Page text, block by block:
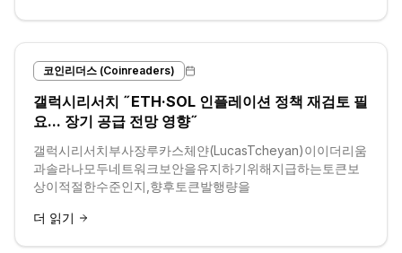
코인리더스 (Coinreaders)
갤럭시리서치 ˝ETH·SOL 인플레이션 정책 재검토 필
요... 장기 공급 전망 영향˝
갤럭시리서치부사장루카스체얀(LucasTcheyan)이이더리움
과솔라나모두네트워크보안을유지하기위해지급하는토큰보
상이적절한수준인지,향후토큰발행량을
더 읽기